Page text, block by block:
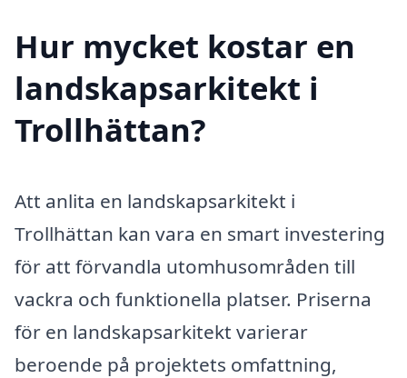
Hur mycket kostar en
landskapsarkitekt i
Trollhättan?
Att anlita en landskapsarkitekt i
Trollhättan kan vara en smart investering
för att förvandla utomhusområden till
vackra och funktionella platser. Priserna
för en landskapsarkitekt varierar
beroende på projektets omfattning,